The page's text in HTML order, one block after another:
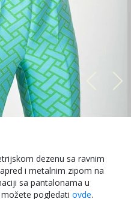
dezenu sa ravnim
i metalnim zipom na
sa pantalonama u
pogledati ovde.